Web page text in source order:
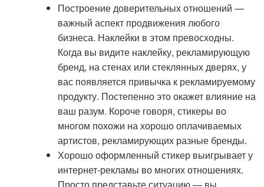
Построение доверительных отношений —
важный аспект продвижения любого
бизнеса. Наклейки в этом превосходны.
Когда вы видите наклейку, рекламирующую
бренд, на стенах или стеклянных дверях, у
вас появляется привычка к рекламируемому
продукту. Постепенно это окажет влияние на
ваш разум. Короче говоря, стикеры во
многом похожи на хорошо оплачиваемых
артистов, рекламирующих разные бренды.
Хорошо оформленный стикер выигрывает у
интернет-рекламы во многих отношениях.
Просто представьте ситуацию — вы